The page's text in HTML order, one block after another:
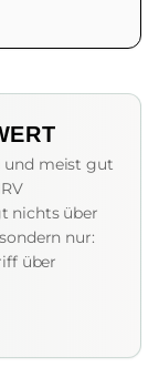
und meist gut
nichts über
nur:
über